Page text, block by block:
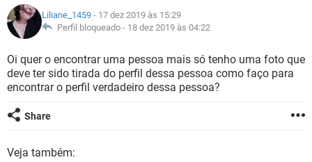
GUIA DE COMPRAS
INSTAGRAM GMAIL
GUIA DE COMPRAS
CELULAR
OUTLOOK EXCEL
INSTAGRAM GMAIL
GUIA DE COMPRAS
JOGOS WHATSAPP
CELULAR
OUTLOOK EXCEL
INSTAGRAM GMAIL
GUIA DE COMPRAS
GLOSSÁRIO
JOGOS WHATSAPP
CELULAR FACEBOOK
INSTAGRAM
GUIA DE COMPRAS
Liliane_1459 - 17 dez 2019 às 15:29
Perfil bloqueado - 18 dez 2019 às 04:22
Oi quer o encontrar uma pessoa mais só tenho uma foto que
deve ter sido tirada do perfil dessa pessoa como faço para
encontrar o perfil verdadeiro dessa pessoa?
Share
Veja também: